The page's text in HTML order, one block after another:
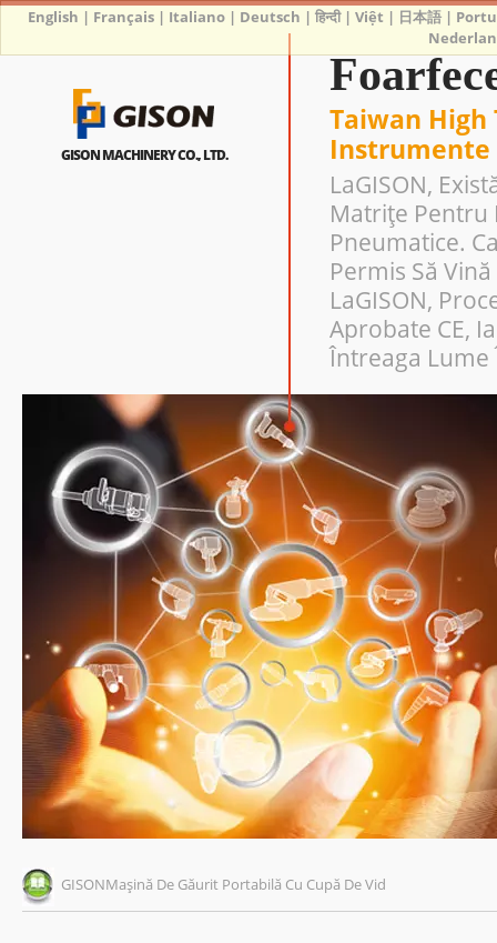
GISON MACHINERY CO., LTD.
Taiwan High
Instrumente
LaGISON,
Matrițe Pentru
Pneumatice.
Permis Să
LaGISON,
Aprobate CE,
Întreaga Lume
GISONMașină De Găurit Portabilă Cu Cupă De Vid
English | Français | Italiano | Deutsch |हिन्दी|Việt | 日本語 |